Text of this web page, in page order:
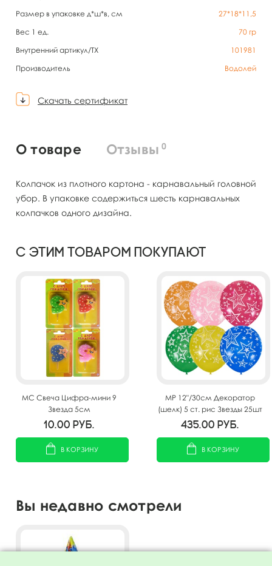
Размер в упаковке д*ш*в, см
27*18*11,5
Вес 1 ед.
70 гр
Внутренний артикул/TX
101981
Производитель
Водолей
Скачать сертификат
О товаре Отзывы 0
Колпачок из плотного картона - карнавальный головной
убор. В упаковке содержиться шесть карнавальных
колпачков одного дизайна.
С этим товаром покупают
MС Свеча Цифра-мини 9
Звезда 5см
10.00 руб.
В КОРЗИНУ
MP 12"/30см Декоратор
(шелк) 5 ст. рис Звезды 25шт
435.00 руб.
В КОРЗИНУ
Вы недавно смотрели